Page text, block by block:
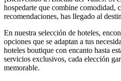
hospedarte que combine comodidad,
recomendaciones, has llegado al
En nuestra selección de hoteles,
opciones que se adaptan a tus
hoteles boutique con encanto hasta
servicios exclusivos, cada elección
memorable.